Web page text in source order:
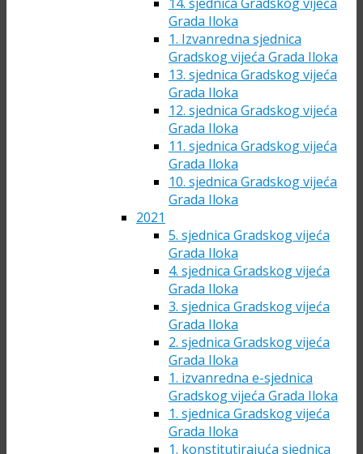
Grada Iloka
1. Izvanredna sjednica
Gradskog vijeća Grada Iloka
13. sjednica Gradskog vijeća
Grada Iloka
12. sjednica Gradskog vijeća
Grada Iloka
11. sjednica Gradskog vijeća
Grada Iloka
10. sjednica Gradskog vijeća
Grada Iloka
2021
5. sjednica Gradskog vijeća
Grada Iloka
4. sjednica Gradskog vijeća
Grada Iloka
3. sjednica Gradskog vijeća
Grada Iloka
2. sjednica Gradskog vijeća
Grada Iloka
1. izvanredna e-sjednica
Gradskog vijeća Grada Iloka
1. sjednica Gradskog vijeća
Grada Iloka
1. konstitutirajuća sjednica